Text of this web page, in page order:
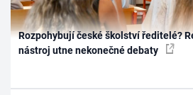
Rozpohybují české školství ředitelé?
nástroj utne nekonečné debaty